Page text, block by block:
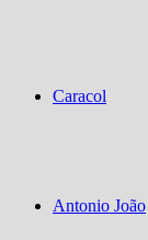
Caracol
Antonio João